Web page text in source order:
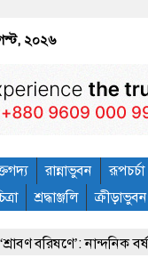
২০২৬
রান্নাভুবন রূপচর্চা
শ্রদ্ধাঞ্জলি ক্রীড়াভুবন
নান্দনিক বর্ষা উদযাপন